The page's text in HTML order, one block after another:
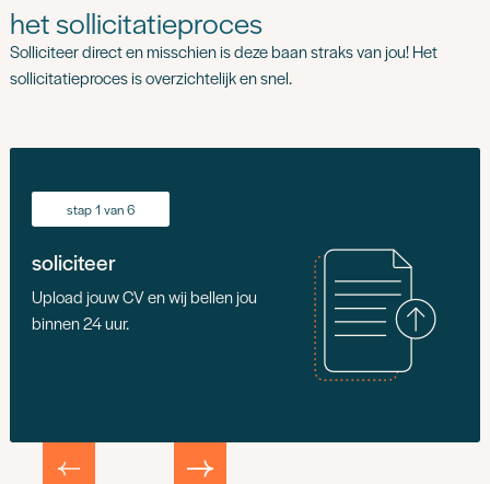
het sollicitatieproces
Solliciteer direct en misschien is deze baan straks van jou! Het
sollicitatieproces is overzichtelijk en snel.
stap 1 van 6
soliciteer
Upload jouw CV en wij bellen jou
binnen 24 uur.